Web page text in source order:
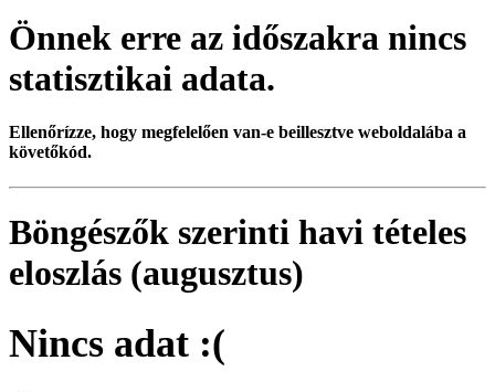
Önnek erre az időszakra nincs
statisztikai adata.
Ellenőrízze, hogy megfelelően van-e beillesztve weboldalába a
követőkód.
Böngészők szerinti havi tételes
eloszlás (augusztus)
Nincs adat :(